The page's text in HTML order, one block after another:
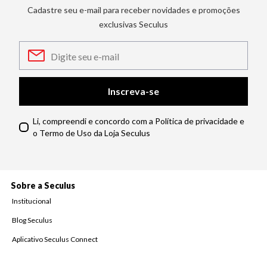
Cadastre seu e-mail para receber novidades e promoções
exclusivas Seculus
Inscreva-se
Li, compreendi e concordo com a Política de privacidade e
o Termo de Uso da Loja Seculus
Sobre a Seculus
Institucional
Blog Seculus
Aplicativo Seculus Connect